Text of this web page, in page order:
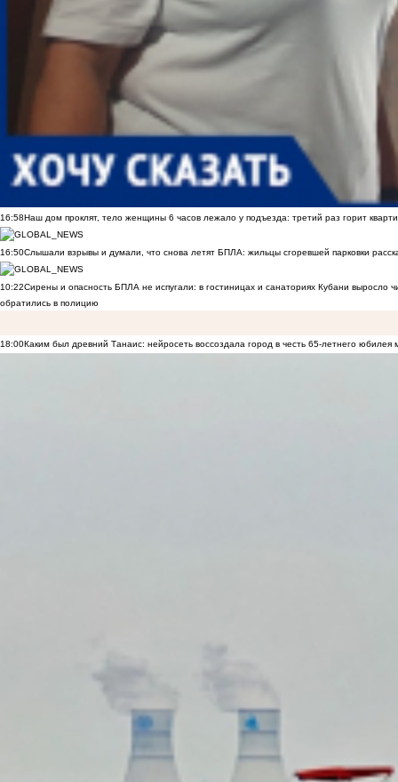
16:58Наш дом проклят, тело женщины 6 часов лежало у подъезда: третий раз горит
16:50Слышали взрывы и думали, что снова летят БПЛА: жильцы сгоревшей парковки
10:22Сирены и опасность БПЛА не испугали: в гостиницах и санаториях Кубани выросло
обратились в полицию
18:00Каким был древний Танаис: нейросеть воссоздала город в честь 65-летнего юбилея